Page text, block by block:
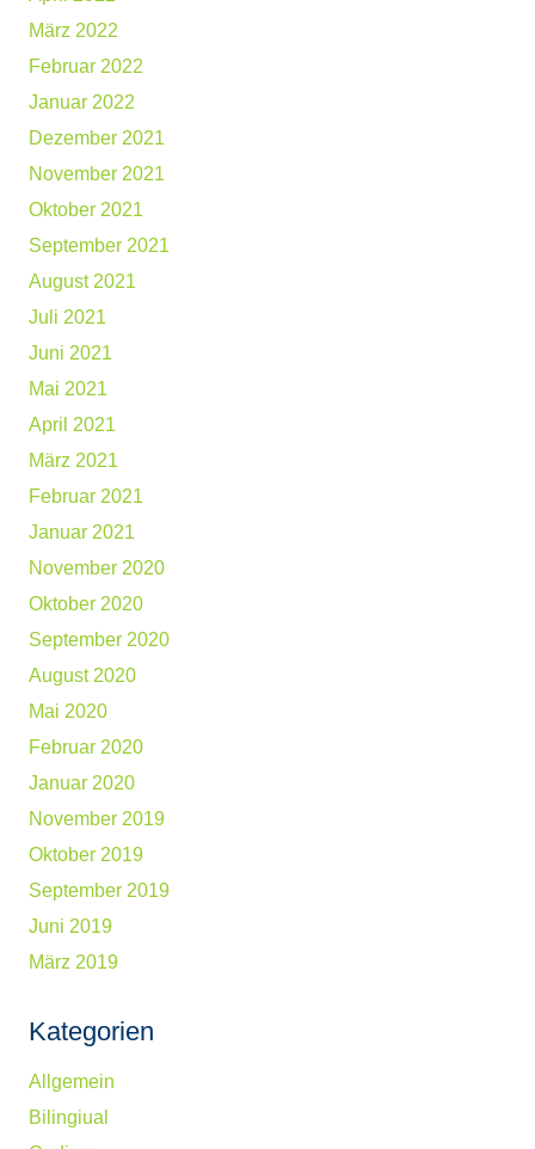
März 2022
Februar 2022
Januar 2022
Dezember 2021
November 2021
Oktober 2021
September 2021
August 2021
Juli 2021
Juni 2021
Mai 2021
April 2021
März 2021
Februar 2021
Januar 2021
November 2020
Oktober 2020
September 2020
August 2020
Mai 2020
Februar 2020
Januar 2020
November 2019
Oktober 2019
September 2019
Juni 2019
März 2019
Kategorien
Allgemein
Bilingiual